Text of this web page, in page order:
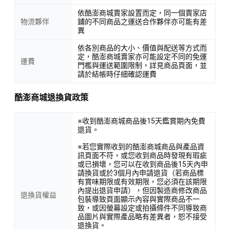
物流夥伴
依酷澎商城賣家設置而定，同一個賣家店
鋪的不同商品之運送合作夥伴亦可能有差
異
運費
依各別商品的大小、價值與配送等方式而
定，酷澎商城賣家亦可能設定不同的免運
門檻與運送範圍限制，詳見商品頁面，並
請於結帳時仔細確認運費
酷澎商城退換貨政策
退換貨權益
※收到酷澎商城商品後15天鑑賞期內免費
退貨。
※若您實際收到的酷澎商城商品與產品資
訊頁面不符，或您收到商品時發現有瑕疵
或已損壞，您可以在收到商品後15天內申
請換貨或於3個月內申請退貨（若商品標
有賞味期限或有效期限，您必須在該期限
內提出退貨申請），但因製造商修改商品
包裝導致頁面顯示內容與實際商品不一
致，或因螢幕設定或拍攝條件不同導致商
品圖片與實際產品略有差異者，恕不接受
退換貨。